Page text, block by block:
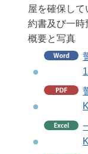
屋を確保し
約書及び一時
概要と写真